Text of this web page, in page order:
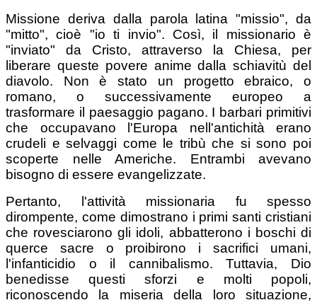
Missione deriva dalla parola latina "missio", da
"mitto", cioè "io ti invio". Così, il missionario è
"inviato" da Cristo, attraverso la Chiesa, per
liberare queste povere anime dalla schiavitù del
diavolo. Non è stato un progetto ebraico, o
romano, o successivamente europeo a
trasformare il paesaggio pagano. I barbari primitivi
che occupavano l'Europa nell'antichità erano
crudeli e selvaggi come le tribù che si sono poi
scoperte nelle Americhe. Entrambi avevano
bisogno di essere evangelizzate.
Pertanto, l'attività missionaria fu spesso
dirompente, come dimostrano i primi santi cristiani
che rovesciarono gli idoli, abbatterono i boschi di
querce sacre o proibirono i sacrifici umani,
l'infanticidio o il cannibalismo. Tuttavia, Dio
benedisse questi sforzi e molti popoli,
riconoscendo la miseria della loro situazione,